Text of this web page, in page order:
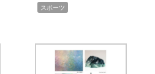
スポーツ